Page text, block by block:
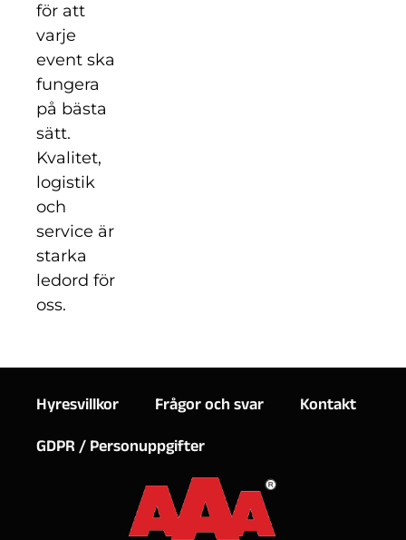
för att
varje
event ska
fungera
på bästa
sätt.
Kvalitet,
logistik
och
service är
starka
ledord för
oss.
Hyresvillkor Frågor och svar
Kontakt
GDPR / Personuppgifter